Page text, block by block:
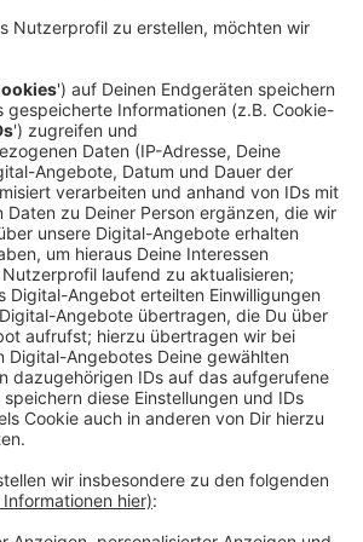
rechnete es sich nicht weiter zu
ist eine Zwischenlösung. Der
Filiale öffnet nur montags,
und freitags und dann auch nur
am Vormittag. Im Mai will die Post
starten, die dann zumindest an
öffnet. Langfristig
neuen Laden als Partner, um
anbieten zu können.